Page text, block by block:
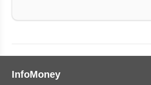
InfoMoney